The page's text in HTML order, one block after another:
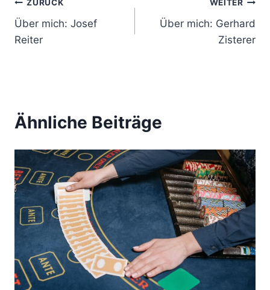
B
e
r
a
s
n
v
i
ZURÜCK
Über mich: Josef
Reiter
WEITER
Über mich: Gerhard
Zisterer
Ähnliche Beiträge